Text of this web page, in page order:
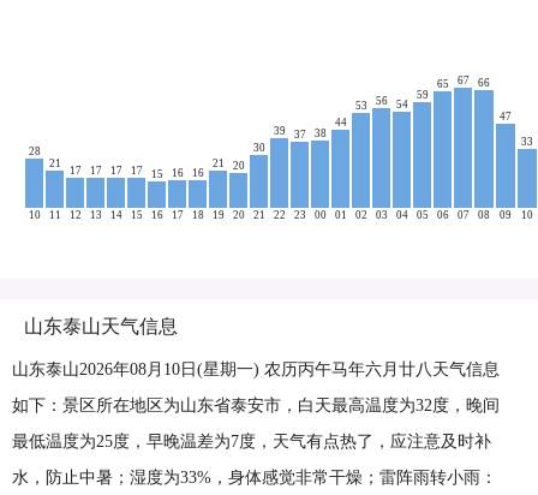
28
10
21
11
17
12
17
13
17
14
17
15
15
16
16
17
16
18
21
19
20
20
30
21
39
22
37
23
38
00
44
01
53
02
56
03
54
04
59
05
65
06
67
07
66
08
47
09
33
10
山东泰山天气信息
山东泰山2026年08月10日(星期一) 农历丙午马年六月廿八天气信息
如下：景区所在地区为山东省泰安市，白天最高温度为32度，晚间
最低温度为25度，早晚温差为7度，天气有点热了，应注意及时补
水，防止中暑；湿度为33%，身体感觉非常干燥；雷阵雨转小雨：